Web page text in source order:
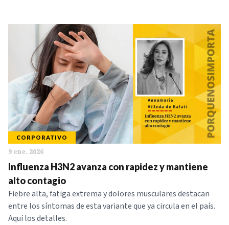
CORPORATIVO
9 ene. 2026
Influenza H3N2 avanza con rapidez y mantiene
alto contagio
Fiebre alta, fatiga extrema y dolores musculares destacan
entre los síntomas de esta variante que ya circula en el país.
Aquí los detalles.